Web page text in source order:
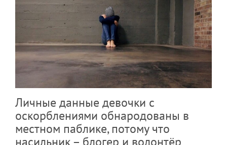
Личные данные девочки с
оскорблениями обнародованы в
местном паблике, потому что
насильник – блогер и волонтёр